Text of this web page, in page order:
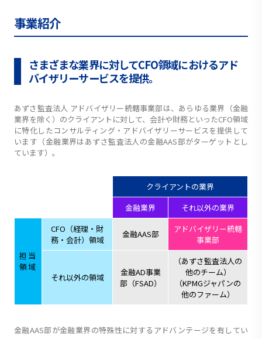
事業紹介
さまざまな業界に対してCFO領域におけるアド
バイザリーサービスを提供。
あずさ監査法人 アドバイザリー統轄事業部は、あらゆる業界（金融
業界を除く）のクライアントに対して、会計や財務といったCFO領域
に特化したコンサルティング・アドバイザリーサービスを提供して
います（金融業界はあずさ監査法人の金融AAS部がターゲットとし
ています）。
クライアントの業界
金融業界
それ以外の業界
担当
領域
CFO（経理・財
務・会計）領域
金融AAS部
アドバイザリー統轄
事業部
それ以外の領域
金融AD事業
部（FSAD）
（あずさ監査法人の
他のチーム）
（KPMGジャパンの
他のファーム）
金融AAS部が金融業界の特殊性に対するアドバンテージを有してい